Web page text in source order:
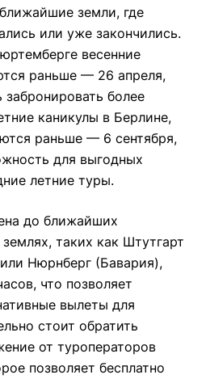
земли, где
или уже закончились.
весенние
раньше — 26 апреля,
более
каникулы в Берлине,
раньше — 6 сентября,
для выгодных
летние туры.
до ближайших
таких как Штутгарт
Нюрнберг (Бавария),
что позволяет
вылеты для
стоит обратить
от туроператоров
позволяет бесплатно